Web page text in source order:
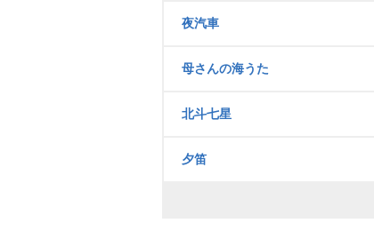
夜汽車
母さんの海うた
北斗七星
夕笛